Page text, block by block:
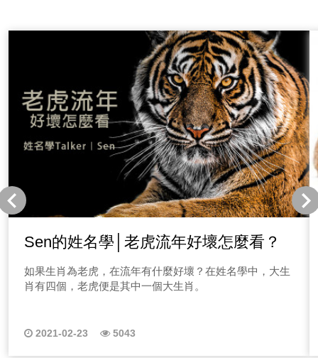
Sen的姓名學│老虎流年好壞怎麼看？
如果生肖為老虎，在流年有什麼好壞？在姓名學中，大生
肖有四個，老虎便是其中一個大生肖。
2021-02-23 5043